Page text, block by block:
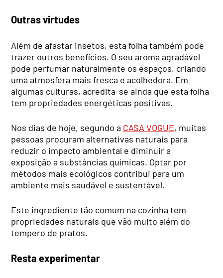
Outras virtudes
Além de afastar insetos, esta folha também pode
trazer outros benefícios. O seu aroma agradável
pode perfumar naturalmente os espaços, criando
uma atmosfera mais fresca e acolhedora. Em
algumas culturas, acredita-se ainda que esta folha
tem propriedades energéticas positivas.
Nos dias de hoje, segundo a CASA VOGUE, muitas
pessoas procuram alternativas naturais para
reduzir o impacto ambiental e diminuir a
exposição a substâncias químicas. Optar por
métodos mais ecológicos contribui para um
ambiente mais saudável e sustentável.
Este ingrediente tão comum na cozinha tem
propriedades naturais que vão muito além do
tempero de pratos.
Resta experimentar